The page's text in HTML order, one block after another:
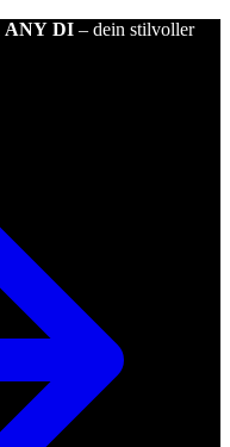
ANY DI – dein stilvoller